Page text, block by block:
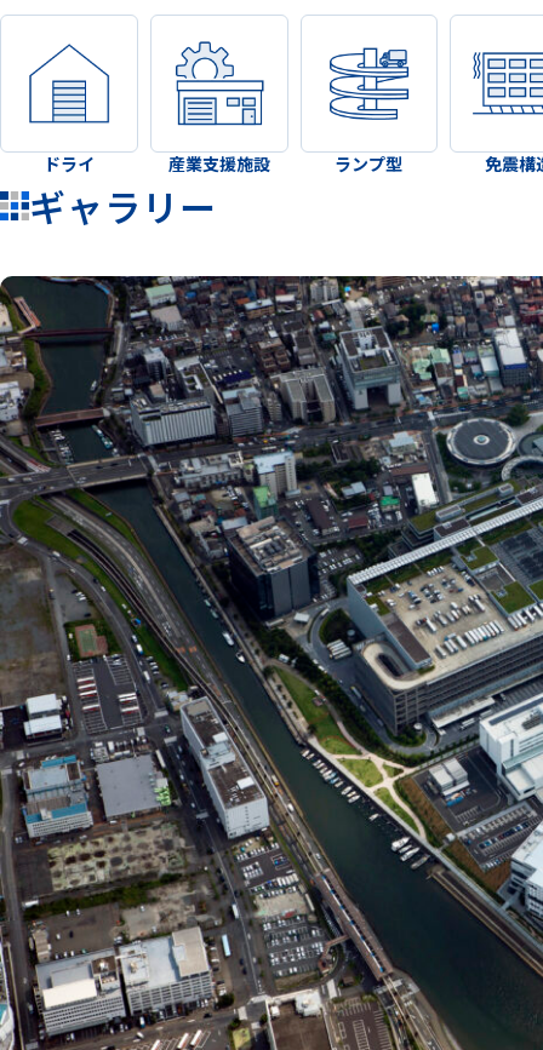
ドライ 産業支援施設 ランプ型 免震構
ギャラリー